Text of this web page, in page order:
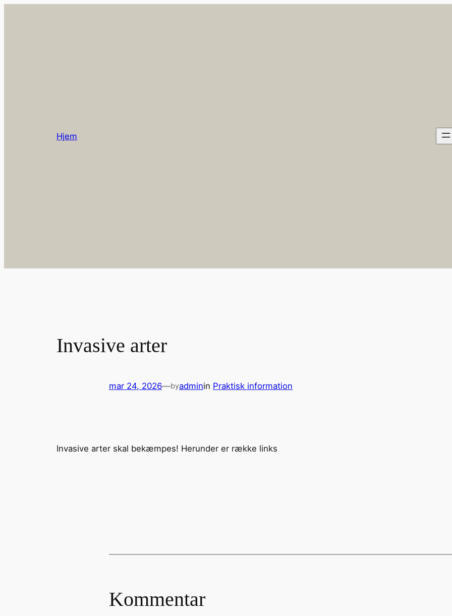
Hjem
Invasive arter
mar 24, 2026—byadminin Praktisk information
Invasive arter skal bekæmpes! Herunder er række links
Kommentar